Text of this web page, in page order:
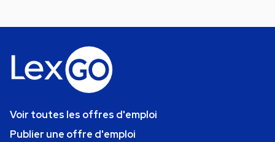
Voir toutes les offres d'emploi
Publier une offre d'emploi